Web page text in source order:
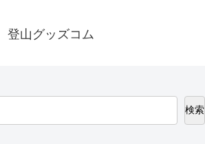
登山グッズコム
検索